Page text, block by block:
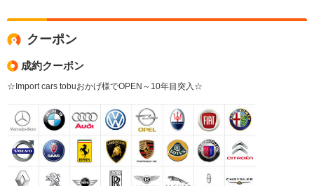
クーポン
成約クーポン
☆Import cars tobuおかげ様でOPEN～10年目突入☆